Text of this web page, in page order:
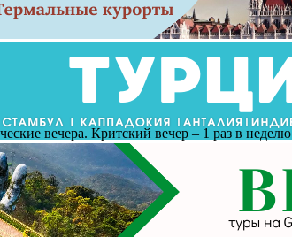
вечера. Критский вечер – 1 раз в неделю